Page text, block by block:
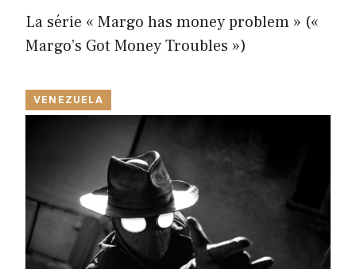
La série « Margo has money problem » («
Margo’s Got Money Troubles »)
VENEZUELA